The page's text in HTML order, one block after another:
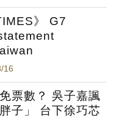
》 G7
16
票數？ 吳子嘉諷
子」 台下徐巧芯